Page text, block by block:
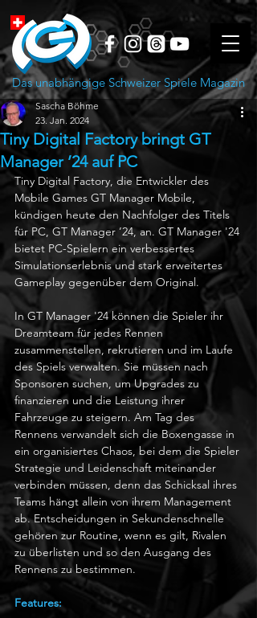
Das unabhängige Schweizer Spiele Magazin
Tiny Digital Factory bringt GT
Manager ’24 auf PC
Sascha Böhme
23. Jan. 2024
Tiny Digital Factory, die Entwickler des
Mobile Games GT Manager Mobile,
kündigen heute den Nachfolger des Titels
für PC, GT Manager ’24, an. GT Manager '24
bietet PC-Spielern ein verbessertes
Simulationserlebnis und stark erweitertes
Gameplay gegenüber dem Original.
In GT Manager '24 können die Spieler ihr
Dreamteam für jedes Rennen
zusammenstellen, rekrutieren und im Laufe
des Spiels verwalten. Sie müssen nach
Sponsoren suchen, um Upgrades zu
finanzieren und die Leistung ihrer
Fahrzeuge zu steigern. Am Tag des
Rennens verwandelt sich die Boxengasse in
ein organisiertes Chaos, bei dem die Spieler
Strategie und Leidenschaft miteinander
verbinden müssen, denn das Schicksal ihres
Teams hängt allein von ihrem Management
ab. Entscheidungen in Sekundenschnelle
gehören zur Routine, wenn es gilt, Rivalen
zu überlisten und so den Ausgang des
Rennens zu bestimmen.
Features: